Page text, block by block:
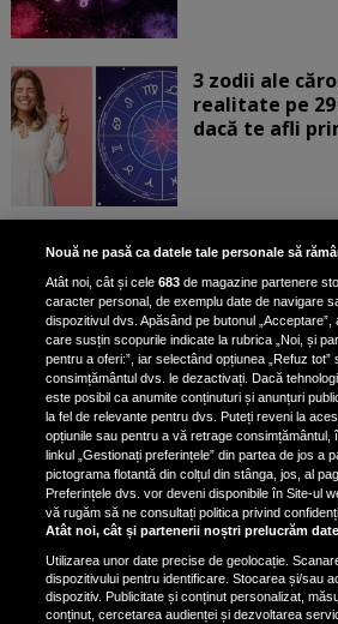
3 zodii ale
realitate pe 29
dacă te afli
Horoscop
Daniela
pentru toate
Daniela
4 zodii
din partea
ianuarie 2025.
printre ele
Nouă ne pasă ca datele tale personale să
Atât noi, cât și cele683 de magazine partenere
caracter personal, de exemplu date de navigare
dispozitivul dvs. Apăsând pe butonul
care susțin scopurile indicate la rubrica „Noi, și
pentru a oferi:”, iar selectând opțiunea „Refuz
consimțământul dvs. le dezactivați. Dacă
este posibil ca anumite conținuturi și anunțuri
la fel de relevante pentru dvs. Puteți reveni la
opțiunile sau pentru a vă retrage consimțământul,
linkul „Gestionați preferințele” din partea de jos a
pictograma flotantă din colțul din stânga, jos, al
Preferințele dvs. vor deveni disponibile în Site-ul
vă rugăm să ne consultați politica privind
Atât noi, cât și partenerii noștri prelucrăm
Utilizarea unor date precise de geolocație.
dispozitivului pentru identificare. Stocarea și/sau
dispozitiv. Publicitate și conținut personalizat,
conținut, cercetarea audienței și dezvoltarea